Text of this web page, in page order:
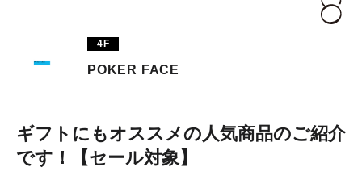
TAX FREE
JP
日本語
4F
POKER FACE
ギフトにもオススメの人気商品のご紹介
です！【セール対象】